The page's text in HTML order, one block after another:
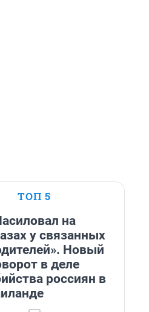
ТОП 5
на
у связанных
Новый
в деле
россиян в